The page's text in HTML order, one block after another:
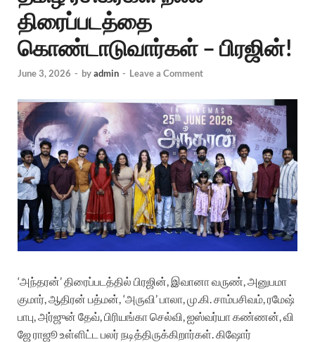
திரைப்படத்தை
கொண்டாடுவார்கள் – பிரஜின்!
June 3, 2026 - byadmin - Leave a Comment
‘அந்தரன்’ திரைப்படத்தில் பிரஜின், இவானா வருண், அனுபமா
குமார், ஆதிரன் பத்மன், ‘அருவி’ பாலா, மு.கி. சாம்பசிவம், ரமேஷ்
பாபு, அர்ஜுன் தேவ், பிரியங்கா செல்வி, ஐஸ்வர்யா கண்ணன், வி
ஜே ராஜூ உள்ளிட்ட பலர் நடித்திருக்கிறார்கள். கிஷோர்